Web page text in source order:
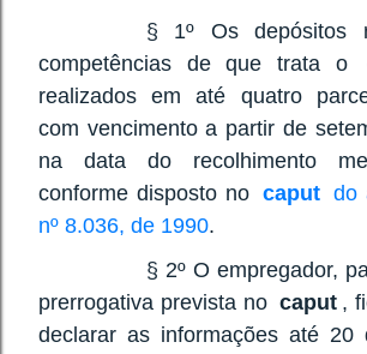
§ 1º Os depósitos
competências de que trata o
realizados em até quatro
com vencimento a partir de
na data do recolhimento
conforme disposto no caput do
nº 8.036, de 1990.
§ 2º O empregador,
prerrogativa prevista no caput ,
declarar as informações até 20